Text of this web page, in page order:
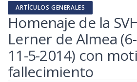
ARTÍCULOS GENERALES
Homenaje de la
Lerner de Almea
11-5-2014) con
fallecimiento